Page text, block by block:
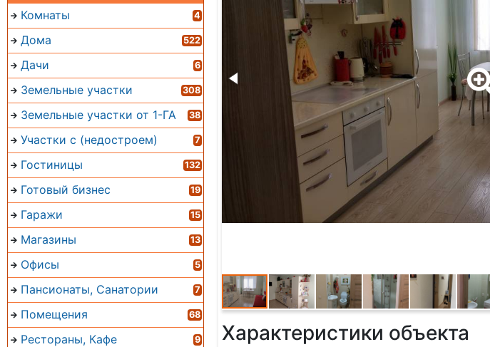
Комнаты 4
Дома 522
Дачи 6
Земельные участки 308
Земельные участки от 1-ГА 38
Участки с (недостроем) 7
Гостиницы 132
Готовый бизнес 19
Гаражи 15
Магазины 13
Офисы 5
Пансионаты, Санатории 7
Помещения 68
Рестораны, Кафе 9 Характеристики объекта